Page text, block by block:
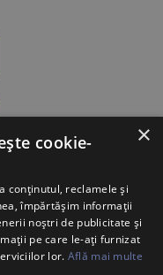
promoții la mărcile
×
cookie-
conținutul, reclamele și
împărtășim informații
noștri de publicitate și
pe care le-ați furnizat
lor. Află mai multe